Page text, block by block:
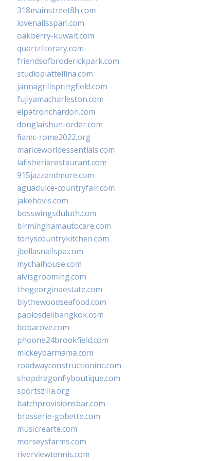
318mainstreet8h.com
lovenailsspari.com
oakberry-kuwait.com
quartzliterary.com
friendsofbroderickpark.com
studiopiattellina.com
jannagrillspringfield.com
fujiyamacharleston.com
elpatronchardon.com
donglaishun-order.com
fiamc-rome2022.org
mariceworldessentials.com
lafisheriarestaurant.com
915jazzandmore.com
aguadulce-countryfair.com
jakehovis.com
bosswingsduluth.com
birminghamautocare.com
tonyscountrykitchen.com
jbellasnailspa.com
mychaihouse.com
alvisgrooming.com
thegeorginaestate.com
blythewoodseafood.com
paolosdelibangkok.com
bobacove.com
phoone24brookfield.com
mickeybarmama.com
roadwayconstructioninc.com
shopdragonflyboutique.com
sportszilla.org
batchprovisionsbar.com
brasserie-gobette.com
musicrearte.com
morseysfarms.com
riverviewtennis.com